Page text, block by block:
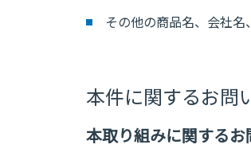
その他の商品名、会社名
本件に関するお問
本取り組みに関する